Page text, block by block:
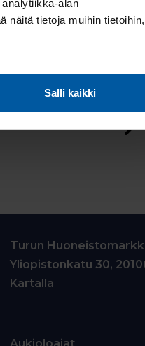
alan
näitä tietoja muihin
Salli kaikki
Turun
Yliopistonkatu 30,
Kartalla